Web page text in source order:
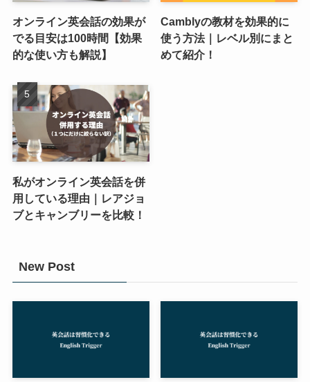
オンライン英会話の効果が
でる目安は100時間【効果
的な使い方も解説】
Camblyの教材を効果的に
使う方法｜レベル別にまと
めて紹介！
私がオンライン英会話を併
用している理由｜レアジョ
ブとキャンブリーを比較！
New Post